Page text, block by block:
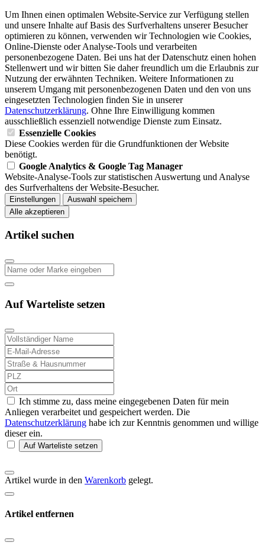
Um Ihnen einen optimalen Website-Service zur Verfügung stellen
und unsere Inhalte auf Basis des Surfverhaltens unserer Besucher
optimieren zu können, verwenden wir Technologien wie Cookies,
Online-Dienste oder Analyse-Tools und verarbeiten
personenbezogene Daten. Bei uns hat der Datenschutz einen hohen
Stellenwert und wir bitten Sie daher freundlich um die Erlaubnis zur
Nutzung der erwähnten Techniken. Weitere Informationen zu
unserem Umgang mit personenbezogenen Daten und den von uns
eingesetzten Technologien finden Sie in unserer
Datenschutzerklärung. Ohne Ihre Einwilligung kommen
ausschließlich essenziell notwendige Dienste zum Einsatz.
Essenzielle Cookies
Diese Cookies werden für die Grundfunktionen der Website
benötigt.
Google Analytics & Google Tag Manager
Website-Analyse-Tools zur statistischen Auswertung und Analyse
des Surfverhaltens der Website-Besucher.
Einstellungen
Auswahl speichern
Alle akzeptieren
Artikel suchen
Auf Warteliste setzen
Ich stimme zu, dass meine eingegebenen Daten für mein
Anliegen verarbeitet und gespeichert werden. Die
Datenschutzerklärung habe ich zur Kenntnis genommen und willige
dieser ein.
Auf Warteliste setzen
Artikel wurde in den Warenkorb gelegt.
Artikel entfernen